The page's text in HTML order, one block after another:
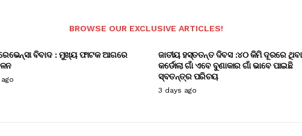
BROWSE OUR EXCLUSIVE ARTICLES!
ବିବାଦ : ମୁଖ୍ୟ ଫାଟକ ଆଗରେ
ଜାତୀୟ ହସ୍ତତନ୍ତ ଦିବସ :୪୦ କିମି ଦୂରରେ ଥିବା
କର୍ଡୋଲା ଗାଁ ଏବେ ବୁଣାକାର ଗାଁ ଭାବେ ପାଇଛି
ସ୍ବତନ୍ତ୍ର ପରିଚୟ
3 days ago